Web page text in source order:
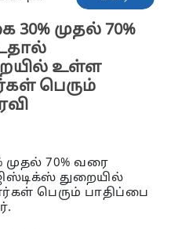
முதல் 70%
உள்ள
பெரும்
70% வரை
துறையில்
பெரும் பாதிப்பை